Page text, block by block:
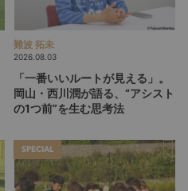
難波 拓未
2026.08.03
「一番いいルートが見える」。
岡山・西川潤が語る、“アシスト
の1つ前”を生む思考法
SPECIAL